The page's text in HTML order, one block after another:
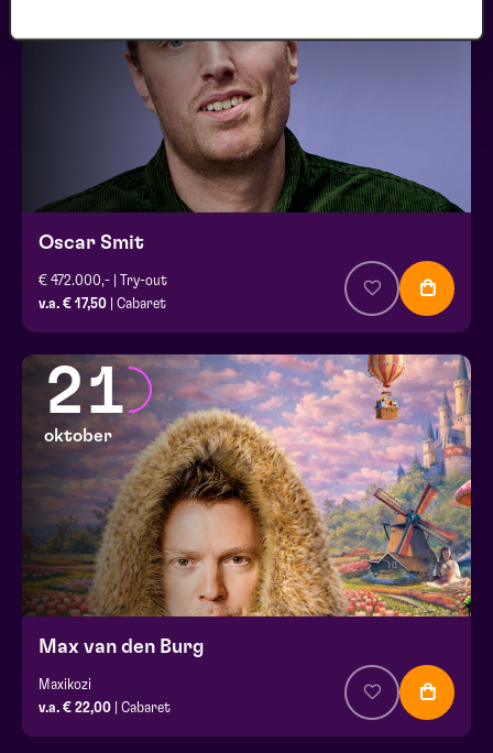
Oscar Smit
€ 472.000,- | Try-out
v.a. € 17,50 | Cabaret
21
oktober
Max van den Burg
Maxikozi
v.a. € 22,00 | Cabaret